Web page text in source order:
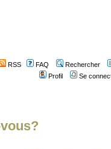
RSS FAQ
Rechercher
Profil
Se